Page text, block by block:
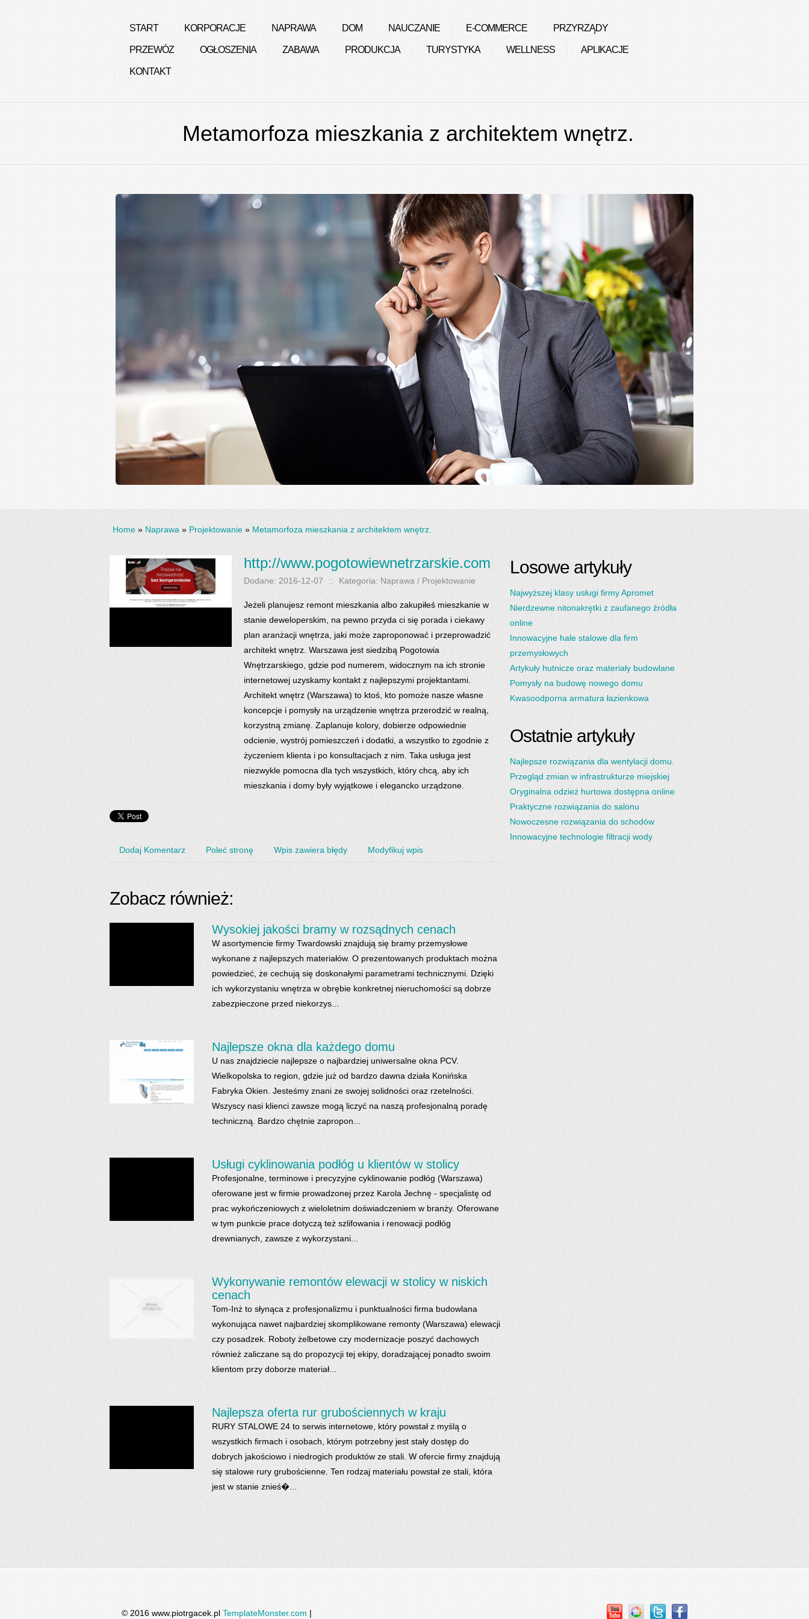
START KORPORACJE NAPRAWA DOM NAUCZANIE E-COMMERCE PRZYRZĄDY
PRZEWÓZ OGŁOSZENIA ZABAWA PRODUKCJA TURYSTYKA WELLNESS APLIKACJE
KONTAKT
Metamorfoza mieszkania z architektem wnętrz.
Home » Naprawa » Projektowanie » Metamorfoza mieszkania z architektem wnętrz.
http://www.pogotowiewnetrzarskie.com
Dodane: 2016-12-07 :: Kategoria: Naprawa / Projektowanie
Jeżeli planujesz remont mieszkania albo zakupiłeś mieszkanie w
stanie deweloperskim, na pewno przyda ci się porada i ciekawy
plan aranżacji wnętrza, jaki może zaproponować i przeprowadzić
architekt wnętrz. Warszawa jest siedzibą Pogotowia
Wnętrzarskiego, gdzie pod numerem, widocznym na ich stronie
internetowej uzyskamy kontakt z najlepszymi projektantami.
Architekt wnętrz (Warszawa) to ktoś, kto pomoże nasze własne
koncepcje i pomysły na urządzenie wnętrza przerodzić w realną,
korzystną zmianę. Zaplanuje kolory, dobierze odpowiednie
odcienie, wystrój pomieszczeń i dodatki, a wszystko to zgodnie z
życzeniem klienta i po konsultacjach z nim. Taka usługa jest
niezwykle pomocna dla tych wszystkich, który chcą, aby ich
mieszkania i domy były wyjątkowe i elegancko urządzone.
Dodaj Komentarz Poleć stronę Wpis zawiera błędy Modyfikuj wpis
Zobacz również:
Wysokiej jakości bramy w rozsądnych cenach
W asortymencie firmy Twardowski znajdują się bramy przemysłowe
wykonane z najlepszych materiałów. O prezentowanych produktach można
powiedzieć, że cechują się doskonałymi parametrami technicznymi. Dzięki
ich wykorzystaniu wnętrza w obrębie konkretnej nieruchomości są dobrze
zabezpieczone przed niekorzys...
Najlepsze okna dla każdego domu
U nas znajdziecie najlepsze o najbardziej uniwersalne okna PCV.
Wielkopolska to region, gdzie już od bardzo dawna działa Konińska
Fabryka Okien. Jesteśmy znani ze swojej solidności oraz rzetelności.
Wszyscy nasi klienci zawsze mogą liczyć na naszą profesjonalną poradę
techniczną. Bardzo chętnie zapropon...
Usługi cyklinowania podłóg u klientów w stolicy
Profesjonalne, terminowe i precyzyjne cyklinowanie podłóg (Warszawa)
oferowane jest w firmie prowadzonej przez Karola Jechnę - specjalistę od
prac wykończeniowych z wieloletnim doświadczeniem w branży. Oferowane
w tym punkcie prace dotyczą też szlifowania i renowacji podłóg
drewnianych, zawsze z wykorzystani...
Wykonywanie remontów elewacji w stolicy w niskich
cenach
Tom-Inż to słynąca z profesjonalizmu i punktualności firma budowlana
wykonująca nawet najbardziej skomplikowane remonty (Warszawa) elewacji
czy posadzek. Roboty żelbetowe czy modernizacje poszyć dachowych
również zaliczane są do propozycji tej ekipy, doradzającej ponadto swoim
klientom przy doborze materiał...
Najlepsza oferta rur grubościennych w kraju
RURY STALOWE 24 to serwis internetowe, który powstał z myślą o
wszystkich firmach i osobach, którym potrzebny jest stały dostęp do
dobrych jakościowo i niedrogich produktów ze stali. W ofercie firmy znajdują
się stalowe rury grubościenne. Ten rodzaj materiału powstał ze stali, która
jest w stanie znieś�...
Losowe artykuły
Najwyższej klasy usługi firmy Apromet
Nierdzewne nitonakrętki z zaufanego źródła
online
Innowacyjne hale stalowe dla firm
przemysłowych
Artykuły hutnicze oraz materiały budowlane
Pomysły na budowę nowego domu
Kwasoodporna armatura łazienkowa
Ostatnie artykuły
Najlepsze rozwiązania dla wentylacji domu.
Przegląd zmian w infrastrukturze miejskiej
Oryginalna odzież hurtowa dostępna online
Praktyczne rozwiązania do salonu
Nowoczesne rozwiązania do schodów
Innowacyjne technologie filtracji wody
© 2016 www.piotrgacek.pl TemplateMonster.com |